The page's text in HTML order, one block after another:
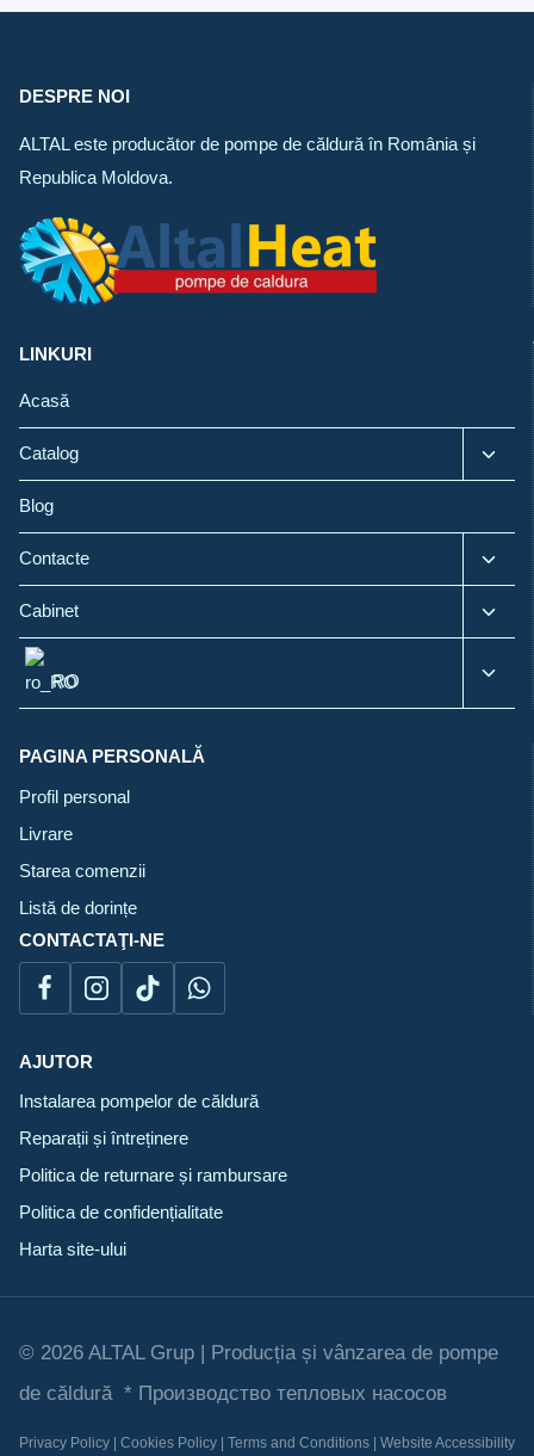
DESPRE NOI
ALTAL este producător de pompe de căldură în România și
Republica Moldova.
LINKURI
Acasă
Catalog
Blog
Contacte
Cabinet
RO
PAGINA PERSONALĂ
Profil personal
Livrare
Starea comenzii
Listă de dorințe
CONTACTAŢI-NE
AJUTOR
Instalarea pompelor de căldură
Reparații și întreținere
Politica de returnare și rambursare
Politica de confidențialitate
Harta site-ului
© 2026 ALTAL Grup | Producția și vânzarea de pompe
de căldură * Производство тепловых насосов
Privacy Policy | Cookies Policy | Terms and Conditions | Website Accessibility